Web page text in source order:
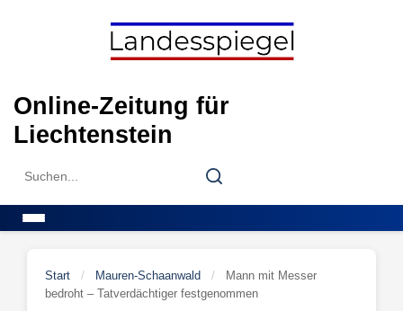
Online-Zeitung für
Liechtenstein
Search
Search
Start / Mauren-Schaanwald /
Mann mit Messer
bedroht – Tatverdächtiger festgenommen